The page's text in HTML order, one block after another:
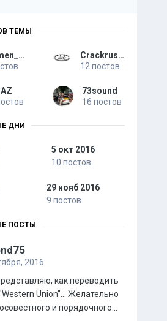
ТЕМЫ
fen0men_77rus
Crackrus21
12 постов
73sound
16 постов
ДНИ
5 окт 2016
10 постов
29 нояб 2016
9 постов
ПОСТЫ
2016
как переводить
Union"... Желательно
и порядочного...